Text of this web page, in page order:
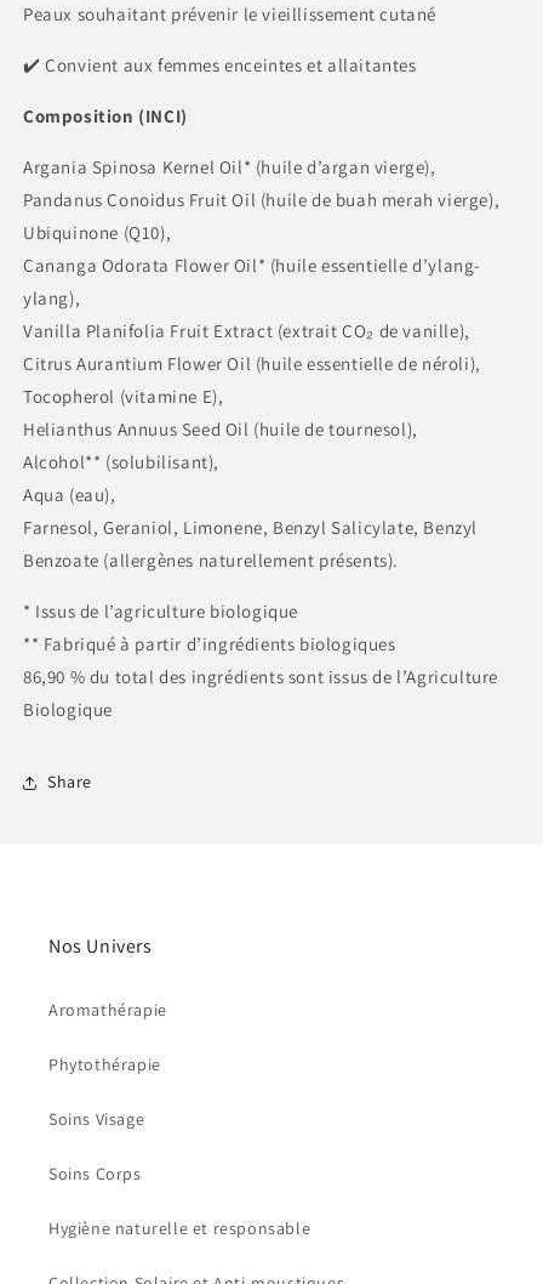
Peaux souhaitant prévenir le vieillissement cutané
✔️ Convient aux femmes enceintes et allaitantes
Composition (INCI)
Argania Spinosa Kernel Oil* (huile d’argan vierge),
Pandanus Conoidus Fruit Oil (huile de buah merah vierge),
Ubiquinone (Q10),
Cananga Odorata Flower Oil* (huile essentielle d’ylang-
ylang),
Vanilla Planifolia Fruit Extract (extrait CO₂ de vanille),
Citrus Aurantium Flower Oil (huile essentielle de néroli),
Tocopherol (vitamine E),
Helianthus Annuus Seed Oil (huile de tournesol),
Alcohol** (solubilisant),
Aqua (eau),
Farnesol, Geraniol, Limonene, Benzyl Salicylate, Benzyl
Benzoate (allergènes naturellement présents).
* Issus de l’agriculture biologique
** Fabriqué à partir d’ingrédients biologiques
86,90 % du total des ingrédients sont issus de l’Agriculture
Biologique
Share
Nos Univers
Aromathérapie
Phytothérapie
Soins Visage
Soins Corps
Hygiène naturelle et responsable